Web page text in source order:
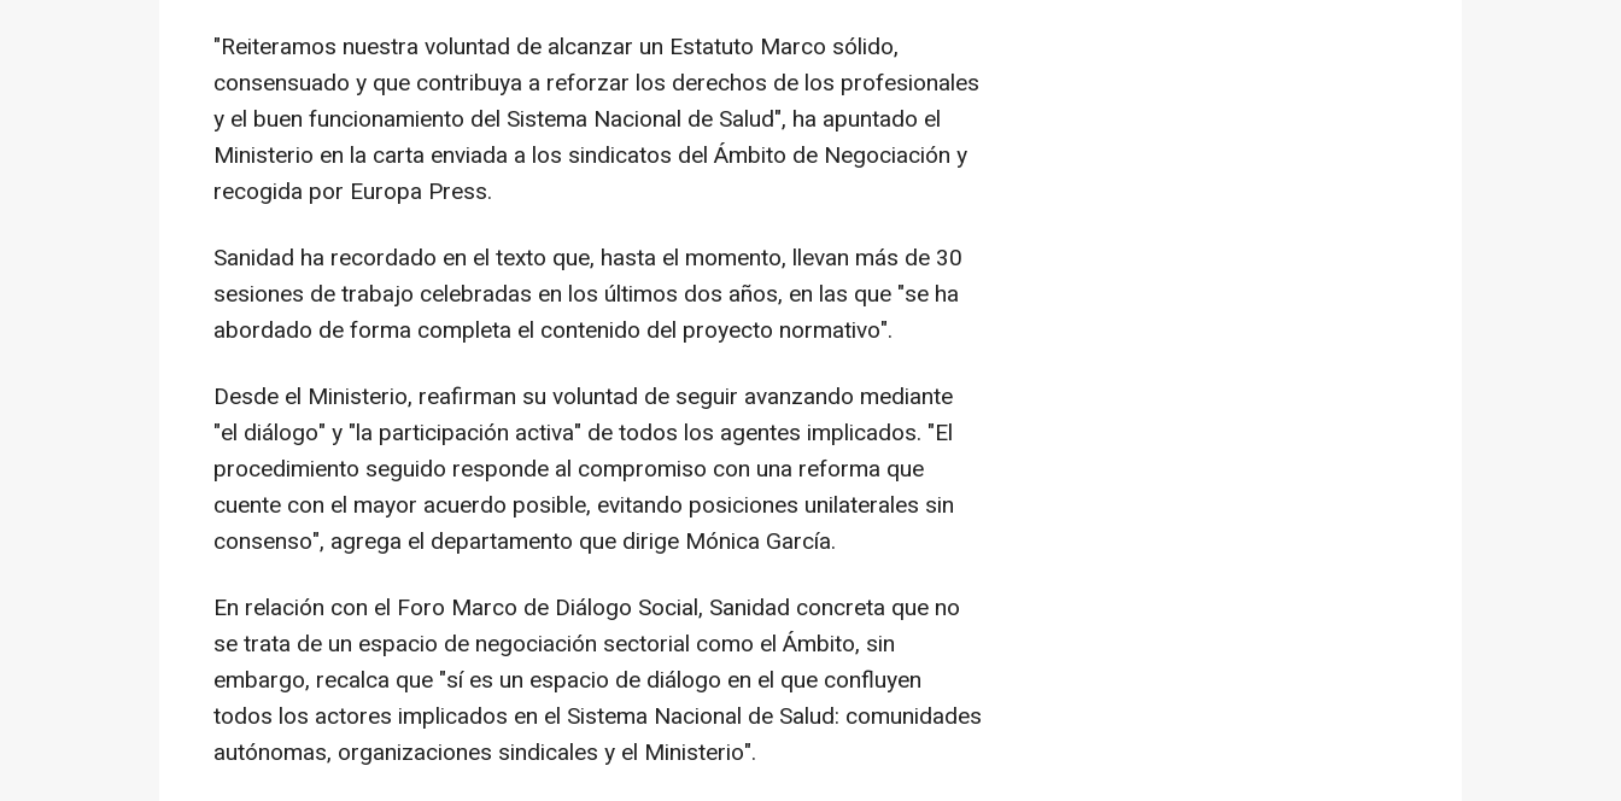
"Reiteramos nuestra voluntad de alcanzar un Estatuto Marco sólido,
consensuado y que contribuya a reforzar los derechos de los profesionales
y el buen funcionamiento del Sistema Nacional de Salud", ha apuntado el
Ministerio en la carta enviada a los sindicatos del Ámbito de Negociación y
recogida por Europa Press.
Sanidad ha recordado en el texto que, hasta el momento, llevan más de 30
sesiones de trabajo celebradas en los últimos dos años, en las que "se ha
abordado de forma completa el contenido del proyecto normativo".
Desde el Ministerio, reafirman su voluntad de seguir avanzando mediante
"el diálogo" y "la participación activa" de todos los agentes implicados. "El
procedimiento seguido responde al compromiso con una reforma que
cuente con el mayor acuerdo posible, evitando posiciones unilaterales sin
consenso", agrega el departamento que dirige Mónica García.
En relación con el Foro Marco de Diálogo Social, Sanidad concreta que no
se trata de un espacio de negociación sectorial como el Ámbito, sin
embargo, recalca que "sí es un espacio de diálogo en el que confluyen
todos los actores implicados en el Sistema Nacional de Salud: comunidades
autónomas, organizaciones sindicales y el Ministerio".